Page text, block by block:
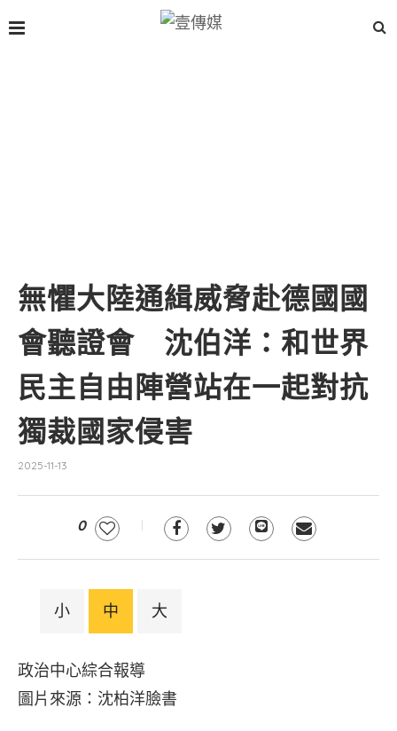
無懼大陸通緝威脅赴德國國
會聽證會 沈伯洋：和世界
民主自由陣營站在一起對抗
獨裁國家侵害
2025-11-13
0
小 中 大
政治中心綜合報導
圖片來源：沈柏洋臉書